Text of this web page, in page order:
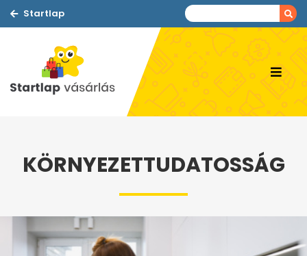
Startlap
KÖRNYEZETTUDATOSSÁG